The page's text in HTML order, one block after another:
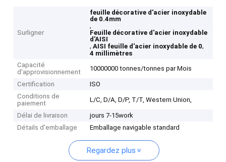
Surligner
feuille décorative d'acier inoxydable
de 0.4mm
,
Feuille décorative d'acier inoxydable
d'AISI
,AISI feuille d'acier inoxydable de 0,
4 millimètres
Capacité
d'approvisionnement
10000000 tonnes/tonnes par Mois
Certification
ISO
Conditions de
paiement
L/C, D/A, D/P, T/T, Western Union,
Délai de livraison
jours 7-15work
Détails d'emballage
Emballage navigable standard
Regardez plus